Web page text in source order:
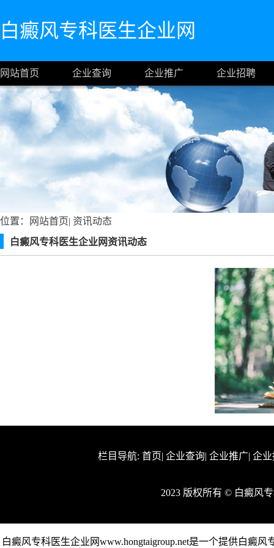
白癜风专科医生企业网
网站首页 企业查询 企业推广 企业招聘
位置： 网站首页| 资讯动态
白癜风专科医生企业网资讯动态
栏目导航: 首页| 企业查询| 企业推广| 企
2023 版权所有 © 白癜风
白癜风专科医生企业网www.hongtaigroup.net是一个提供白癜